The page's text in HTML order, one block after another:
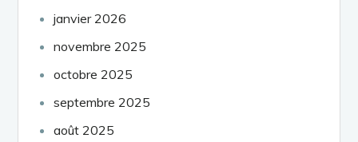
janvier 2026
novembre 2025
octobre 2025
septembre 2025
août 2025